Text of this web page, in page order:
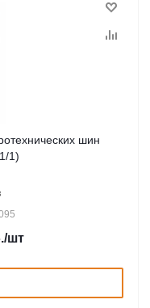
шин
1)
/шт